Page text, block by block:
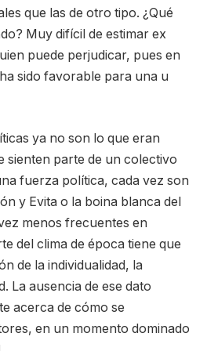
que las de otro tipo. ¿Qué
Muy difícil de estimar ex
puede perjudicar, pues en
sido favorable para una u
ya no son lo que eran
sienten parte de un colectivo
fuerza política, cada vez son
y Evita o la boina blanca del
menos frecuentes en
del clima de época tiene que
de la individualidad, la
La ausencia de ese dato
acerca de cómo se
en un momento dominado